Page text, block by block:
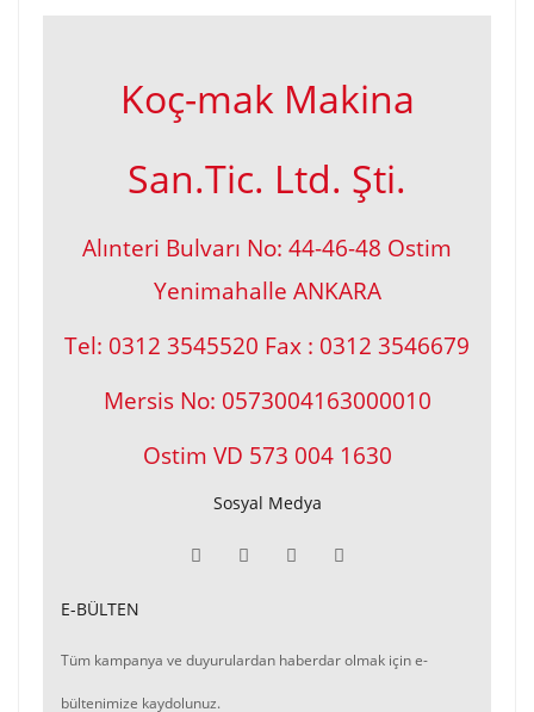
Koç-mak Makina
San.Tic. Ltd. Şti.
Alınteri Bulvarı No: 44-46-48 Ostim
Yenimahalle ANKARA
Tel: 0312 3545520 Fax : 0312 3546679
Mersis No: 0573004163000010
Ostim VD 573 004 1630
Sosyal Medya
E-BÜLTEN
Tüm kampanya ve duyurulardan haberdar olmak için e-
bültenimize kaydolunuz.